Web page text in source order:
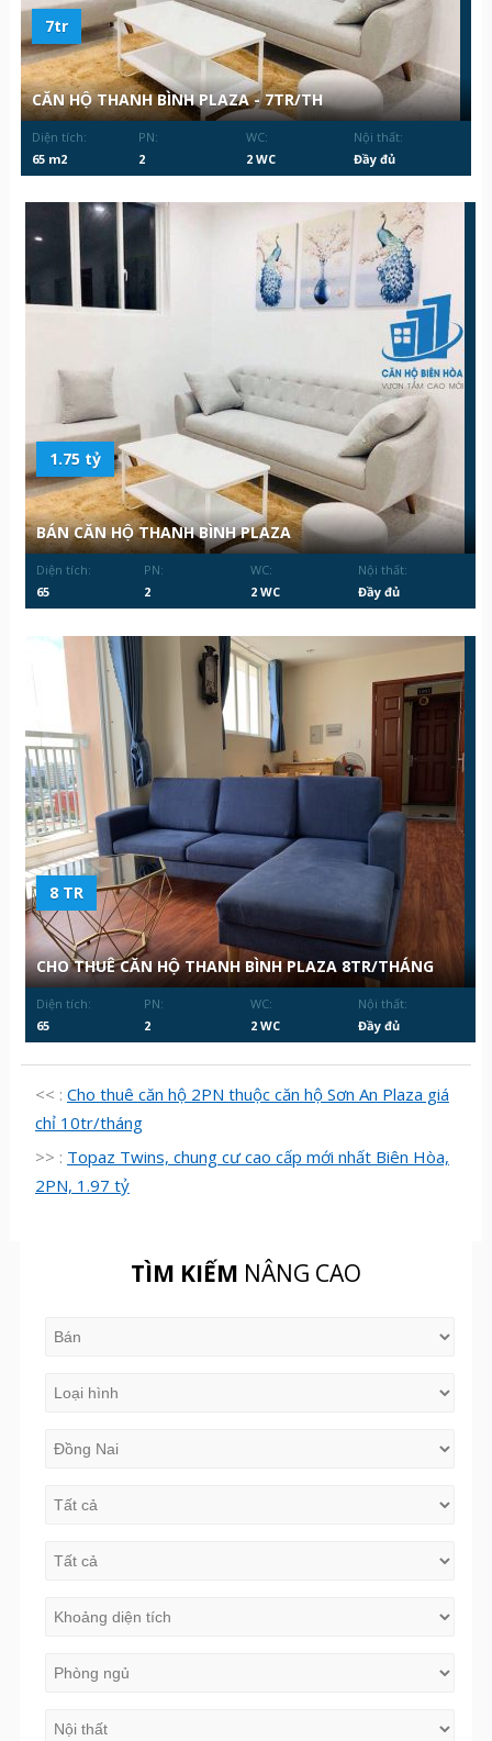
7tr
CĂN HỘ THANH BÌNH PLAZA - 7TR/TH
Diện tích:
65 m2
PN:
2
WC:
2 WC
Nội thất:
Đầy đủ
1.75 tỷ
BÁN CĂN HỘ THANH BÌNH PLAZA
Diện tích:
65
PN:
2
WC:
2 WC
Nội thất:
Đầy đủ
8 TR
CHO THUÊ CĂN HỘ THANH BÌNH PLAZA 8TR/THÁNG
Diện tích:
65
PN:
2
WC:
2 WC
Nội thất:
Đầy đủ
<< : Cho thuê căn hộ 2PN thuộc căn hộ Sơn An Plaza giá
chỉ 10tr/tháng
>> : Topaz Twins, chung cư cao cấp mới nhất Biên Hòa,
2PN, 1.97 tỷ
TÌM KIẾM NÂNG CAO